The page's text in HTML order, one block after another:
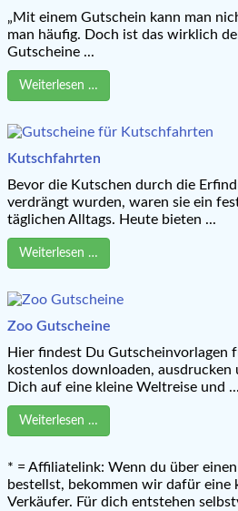
„Mit einem Gutschein kann man
man häufig. Doch ist das wirklich
Gutscheine ...
Weiterlesen …
Kutschfahrten
Bevor die Kutschen durch die
verdrängt wurden, waren sie ein
täglichen Alltags. Heute bieten ...
Weiterlesen …
Zoo Gutscheine
Hier findest Du Gutscheinvorlagen
kostenlos downloaden, ausdrucken
Dich auf eine kleine Weltreise und ...
Weiterlesen …
* = Affiliatelink: Wenn du über
bestellst, bekommen wir dafür eine
Verkäufer. Für dich entstehen